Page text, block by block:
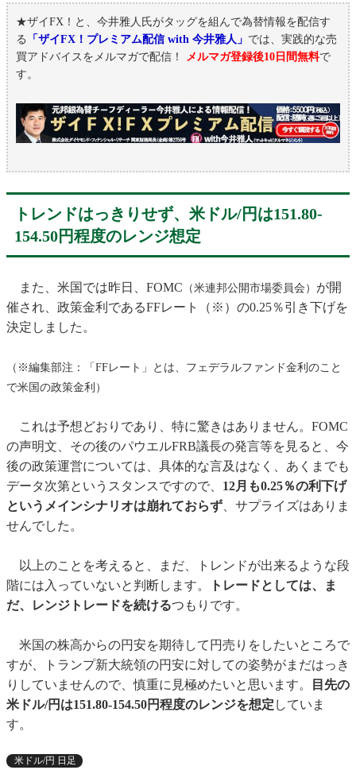
★ザイFX！と、今井雅人氏がタッグを組んで為替情報を配信す
る
「ザイFX！プレミアム配信 with 今井雅人」 では、実践的な売
買アドバイスをメルマガで配信！
メルマガ登録後10日間無料で
す。
トレンドはっきりせず、米ドル/円は151.80-
154.50円程度のレンジ想定
また、米国では昨日、FOMC （米連邦公開市場委員会） が開
催され、政策金利であるFFレート（※）の0.25％引き下げを
決定しました。
（※編集部注：「FFレート」とは、フェデラルファンド金利のこと
で米国の政策金利）
これは予想どおりであり、特に驚きはありません。FOMC
の声明文、その後のパウエルFRB議長の発言等を見ると、今
後の政策運営については、具体的な言及はなく、あくまでも
データ次第というスタンスですので、 12月も0.25％の利下げ
というメインシナリオは崩れておらず 、サプライズはありま
せんでした。
以上のことを考えると、まだ、トレンドが出来るような段
階には入っていないと判断します。
トレードとしては、ま
だ、レンジトレードを続けるつもりです。
米国の株高からの円安を期待して円売りをしたいところで
すが、トランプ新大統領の円安に対しての姿勢がまだはっき
りしていませんので、慎重に見極めたいと思います。
目先の
米ドル/円は151.80-154.50円程度のレンジを想定 していま
す。
米ドル/円 日足